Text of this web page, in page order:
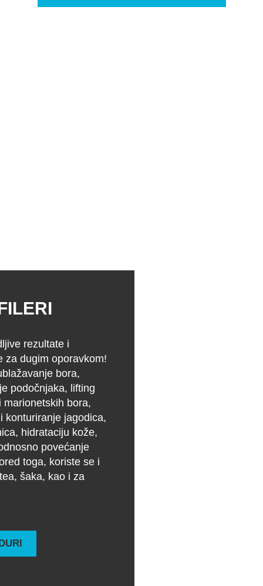
rezultate i
za dugim oporavkom!
bora,
podočnjaka, lifting
bora,
konturiranje jagodica,
hidrataciju kože,
povećanje
toga, koriste se i
šaka, kao i za